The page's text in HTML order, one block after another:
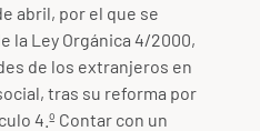
abril, por el que se
la Ley Orgánica 4/2000,
de los extranjeros en
tras su reforma por
4.º Contar con un